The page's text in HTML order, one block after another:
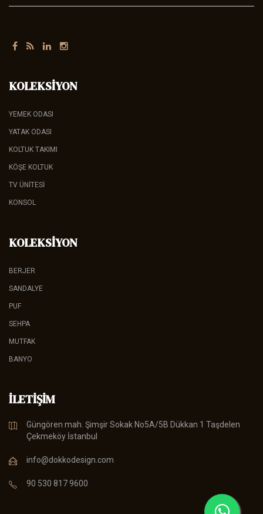
KOLEKSIYON
YEMEK ODASI
YATAK ODASI
KOLTUK TAKIMI
KÖŞE KOLTUK
TV ÜNITESI
KONSOL
KOLEKSIYON
BERJER
SANDALYE
PUF
SEHPA
MUTFAK
BANYO
İLETIŞIM
Güngören mah. Şimşir Sokak No5A/5B Dükkan 1 Taşdelen
Çekmeköy İstanbul
info@dokkodesign.com
90 530 817 9600